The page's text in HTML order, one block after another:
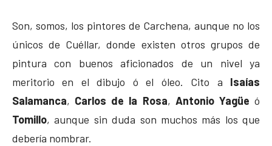
Son, somos, los pintores de Carchena, aunque no los
únicos de Cuéllar, donde existen otros grupos de
pintura con buenos aficionados de un nivel ya
meritorio en el dibujo ó el óleo. Cito a Isaías
Salamanca, Carlos de la Rosa, Antonio Yagüe ó
Tomillo, aunque sin duda son muchos más los que
debería nombrar.